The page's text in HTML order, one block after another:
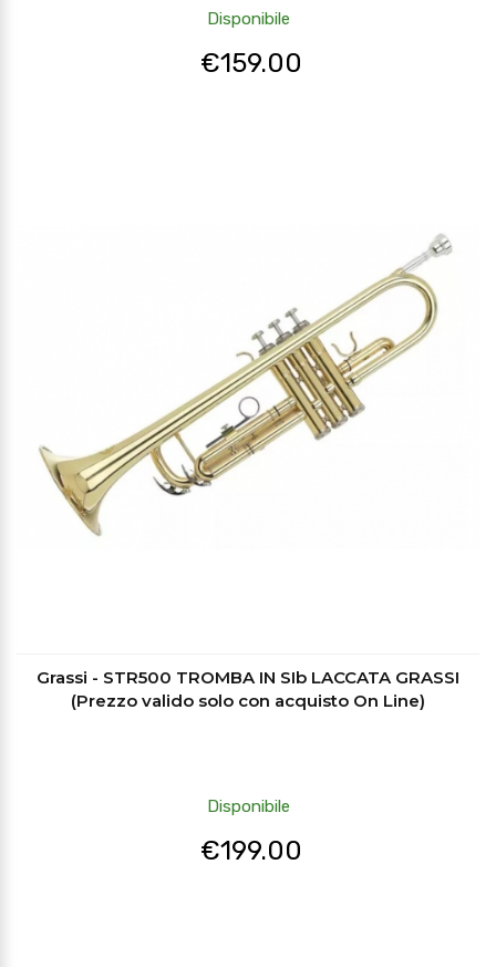
Disponibile
€159.00
Grassi - STR500 TROMBA IN SIb LACCATA GRASSI
(Prezzo valido solo con acquisto On Line)
Disponibile
€199.00